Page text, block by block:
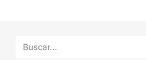
Buscar: